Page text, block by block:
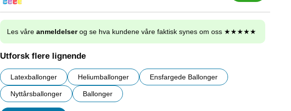
Les våre anmeldelserog se hva kundene våre faktisk synes om oss ★★★★★
Utforsk flere lignende
Latexballonger Heliumballonger Ensfargede Ballonger
Nyttårsballonger Ballonger